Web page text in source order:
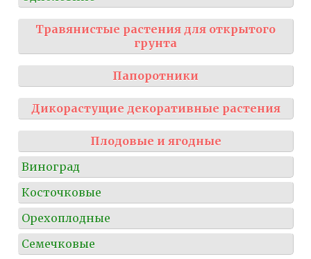
Травянистые растения для открытого
грунта
Папоротники
Дикорастущие декоративные растения
Плодовые и ягодные
Виноград
Косточковые
Орехоплодные
Семечковые